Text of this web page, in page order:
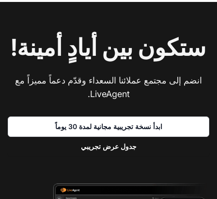
ستكون بين أيادٍ أمينة!
انضم إلى مجتمع عملائنا السعداء وقدّم دعماً مميزاً مع
LiveAgent.
ابدأ نسخة تجريبية مجانية لمدة 30 يوماً
جدول عرض تجريبي